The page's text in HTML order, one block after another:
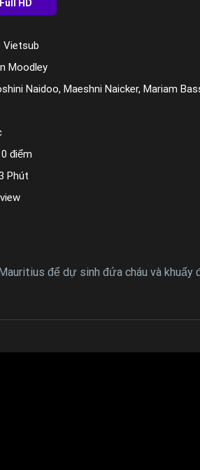
Vietsub
Moodley
Naidoo, Maeshni Naicker, Mariam
điểm
Phút
để dự sinh đứa cháu và khuấy